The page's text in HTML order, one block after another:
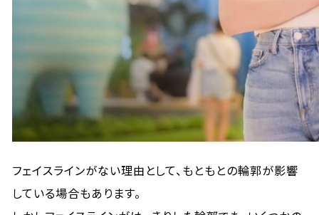
フェイスラインがない理由として、もともとの輪郭が影響
している場合もあります。